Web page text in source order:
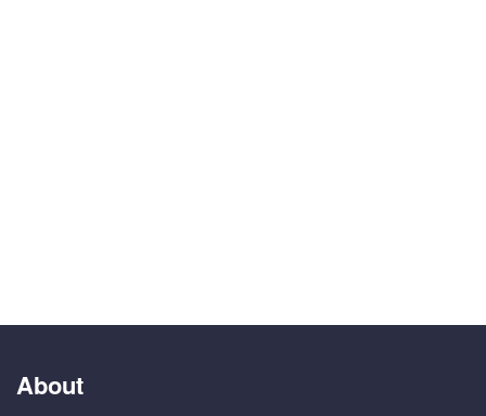
About